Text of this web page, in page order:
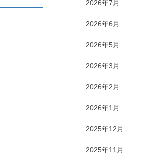
2026年7月
2026年6月
2026年5月
2026年3月
2026年2月
2026年1月
2025年12月
2025年11月